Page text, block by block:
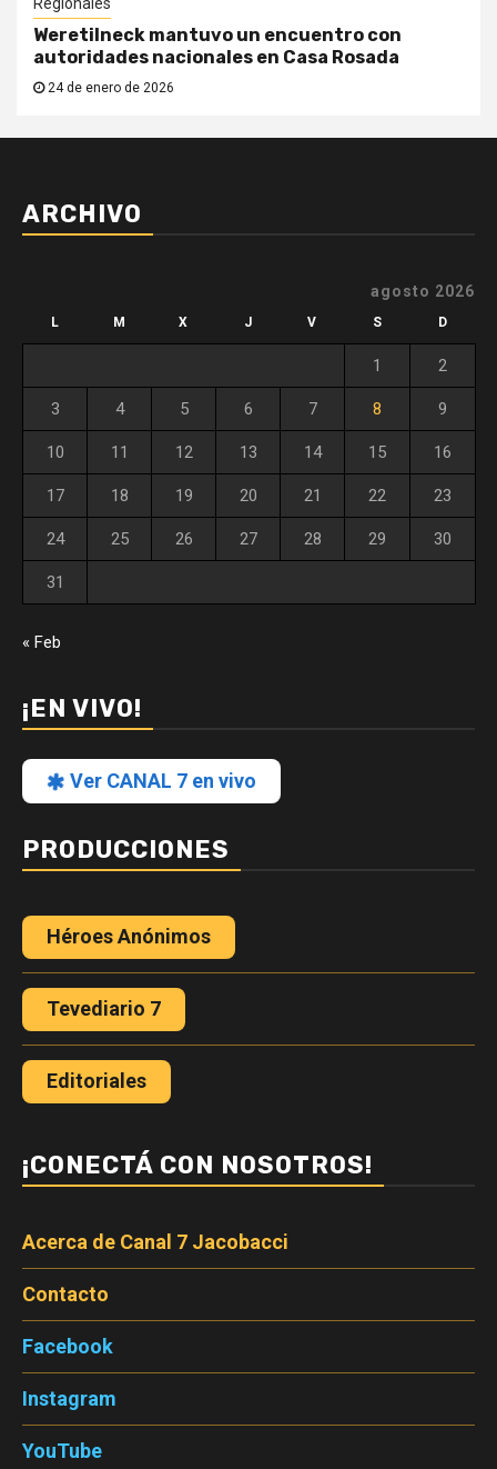
Regionales
Weretilneck mantuvo un encuentro con
autoridades nacionales en Casa Rosada
24 de enero de 2026
ARCHIVO
agosto 2026
L M X J V S D
1 2
3 4 5 6 7 8 9
10 11 12 13 14 15 16
17 18 19 20 21 22 23
24 25 26 27 28 29 30
31
« Feb
¡EN VIVO!
Ver CANAL 7 en vivo
PRODUCCIONES
Héroes Anónimos
Tevediario 7
Editoriales
¡CONECTÁ CON NOSOTROS!
Acerca de Canal 7 Jacobacci
Contacto
Facebook
Instagram
YouTube